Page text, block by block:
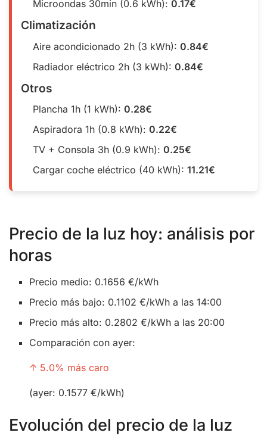
Microondas 30min (0.6 kWh): 0.17€
Climatización
Aire acondicionado 2h (3 kWh): 0.84€
Radiador eléctrico 2h (3 kWh): 0.84€
Otros
Plancha 1h (1 kWh): 0.28€
Aspiradora 1h (0.8 kWh): 0.22€
TV + Consola 3h (0.9 kWh): 0.25€
Cargar coche eléctrico (40 kWh): 11.21€
Precio de la luz hoy: análisis por
horas
Precio medio: 0.1656 €/kWh
Precio más bajo: 0.1102 €/kWh a las 14:00
Precio más alto: 0.2802 €/kWh a las 20:00
Comparación con ayer:
↑ 5.0% más caro
(ayer: 0.1577 €/kWh)
Evolución del precio de la luz